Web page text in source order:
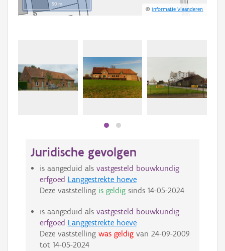
50 m
©Informatie Vlaanderen
Juridische gevolgen
is aangeduid als vastgesteld bouwkundig
erfgoed Langgestrekte hoeve
Deze vaststelling is geldigsinds 14-05-2024
is aangeduid als vastgesteld bouwkundig
erfgoed Langgestrekte hoeve
Deze vaststelling was geldigvan 24-09-2009
tot 14-05-2024